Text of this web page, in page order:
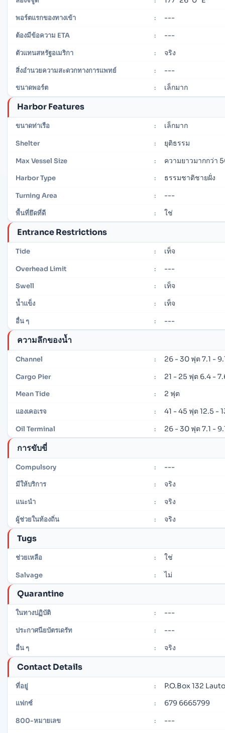
พอร์ตแรกของทางเข้า : ---
ต้องมีข้อความ ETA : ---
ตัวแทนสหรัฐอเมริกา : จริง
สิ่งอำนวยความสะดวกทางการแพทย์ : ---
ขนาดพอร์ต : เล็กมาก
Harbor Features
ขนาดท่าเรือ : เล็กมาก
Shelter : ยุติธรรม
Max Vessel Size : ความยาวมากกว่า
Harbor Type : ธรรมชาติชายฝั่ง
Turning Area : ---
พื้นที่ยึดที่ดี : ใช่
Entrance Restrictions
Tide : เท็จ
Overhead Limit : ---
Swell : เท็จ
น้ำแข็ง : เท็จ
อื่น ๆ : ---
ความลึกของน้ำ
Channel : 26 - 30 ฟุต 7.1 -
Cargo Pier : 21 - 25 ฟุต 6.4 -
Mean Tide : 2 ฟุต
แองเคอเรจ : 41 - 45 ฟุต 12.5 -
Oil Terminal : 26 - 30 ฟุต 7.1 -
การขับขี่
Compulsory : ---
มีให้บริการ : จริง
แนะนำ : จริง
ผู้ช่วยในท้องถิ่น : จริง
Tugs
ช่วยเหลือ : ใช่
Salvage : ไม่
Quarantine
ในทางปฏิบัติ : ---
ประกาศนียบัตรเดรัท : ---
อื่น ๆ : จริง
Contact Details
ที่อยู่ : P.O.Box 132
แฟกซ์ : 679 6665799
800-หมายเลข : ---